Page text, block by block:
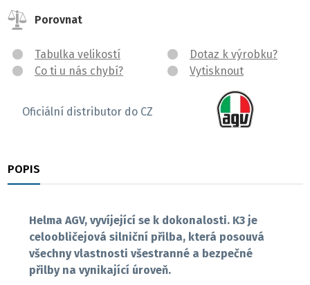
Porovnat
Tabulka velikostí
Co ti u nás chybí?
Dotaz k výrobku?
Vytisknout
Oficiální distributor do CZ
POPIS
Helma AGV, vyvíjející se k dokonalosti. K3 je
celoobličejová silniční přilba, která posouvá
všechny vlastnosti všestranné a bezpečné
přilby na vynikající úroveň.